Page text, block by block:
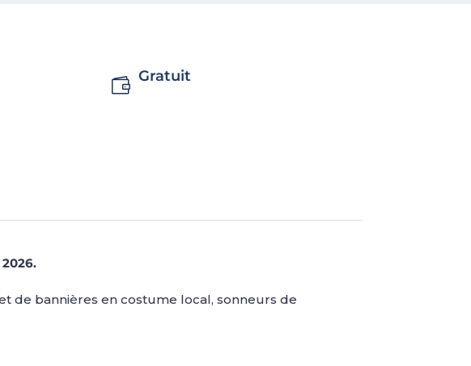
Gratuit
de bannières en costume local, sonneurs de